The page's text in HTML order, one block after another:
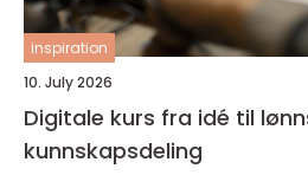
inspiration
10. July 2026
Digitale kurs fra idé til lønnsom
kunnskapsdeling